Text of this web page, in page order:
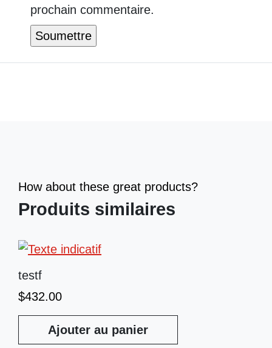
prochain commentaire.
How about these great products?
Produits similaires
testf
$432.00
Ajouter au panier